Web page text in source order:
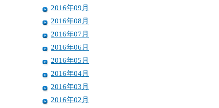
2016年09月
2016年08月
2016年07月
2016年06月
2016年05月
2016年04月
2016年03月
2016年02月